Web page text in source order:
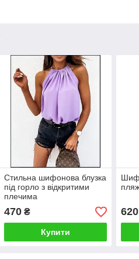
Стильна шифонова блузка
під горло з відкритими
плечима
470₴
Купити
620